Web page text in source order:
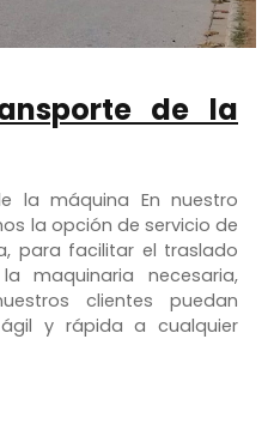
de la
la máquina En nuestro
la opción de servicio de
para facilitar el traslado
maquinaria necesaria,
clientes puedan
y rápida a cualquier